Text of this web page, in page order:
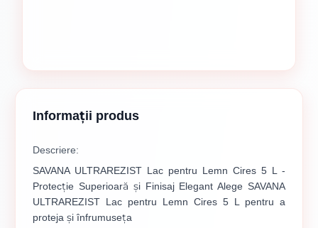
Informații produs
Descriere:
SAVANA ULTRAREZIST Lac pentru Lemn Cires 5 L -
Protecție Superioară și Finisaj Elegant Alege SAVANA
ULTRAREZIST Lac pentru Lemn Cires 5 L pentru a
proteja și înfrumuseța